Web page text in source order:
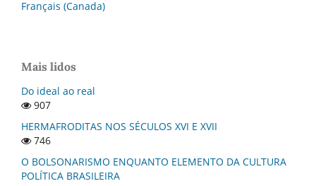
Français (Canada)
Mais lidos
Do ideal ao real
907
HERMAFRODITAS NOS SÉCULOS XVI E XVII
746
O BOLSONARISMO ENQUANTO ELEMENTO DA CULTURA
POLÍTICA BRASILEIRA